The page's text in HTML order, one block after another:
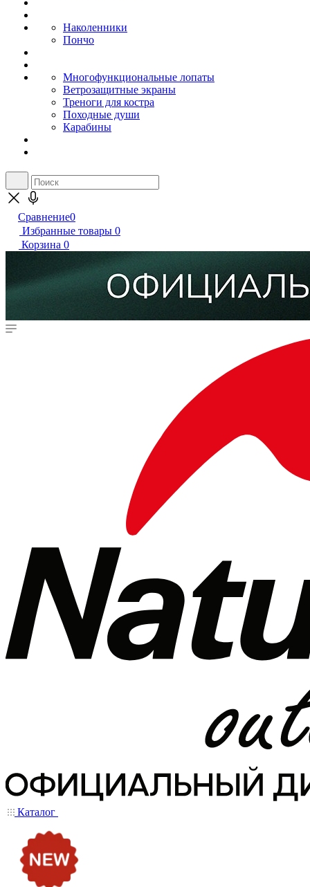
Наколенники
Пончо
Многофункциональные лопаты
Ветрозащитные экраны
Треноги для костра
Походные души
Карабины
Сравнение0
Избранные товары 0
Корзина 0
Каталог